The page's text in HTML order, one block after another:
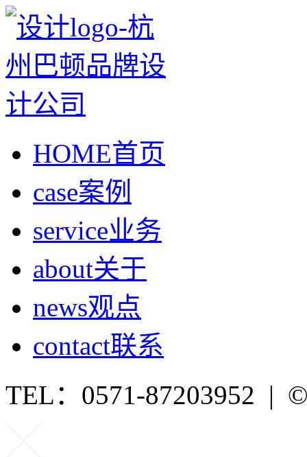
HOME首页
case案例
service业务
about关于
news观点
contact联系
TEL：0571-87203952 |